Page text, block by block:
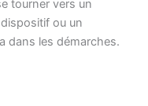
tourner vers un
ou un
dans les démarches.